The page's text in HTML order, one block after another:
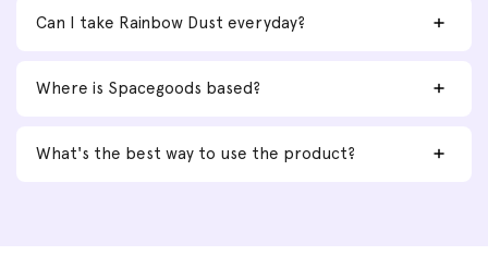
Can I take Rainbow Dust everyday?
Where is Spacegoods based?
What's the best way to use the product?